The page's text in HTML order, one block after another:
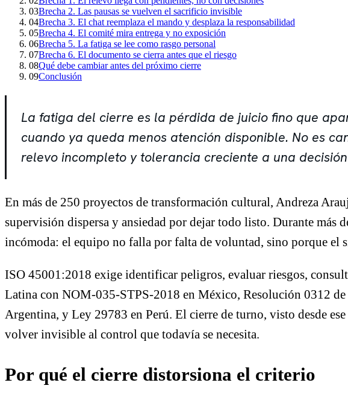
03Brecha 2. Las pausas se vuelven el sacrificio invisible
04Brecha 3. El chat reemplaza el mando y desplaza la responsabilidad
05Brecha 4. El comité mira entrega y no exposición
06Brecha 5. La fatiga se lee como rasgo personal
07Brecha 6. El documento se cierra antes que el riesgo
08Qué debe cambiar antes del próximo cierre
09Conclusión
La fatiga del cierre es la pérdida de juicio fino que
cuando ya queda menos atención disponible. No es
relevo incompleto y tolerancia creciente a una
En más de 250 proyectos de transformación cultural, Andreza
supervisión dispersa y ansiedad por dejar todo listo. Durante más
incómoda: el equipo no falla por falta de voluntad, sino porque el
ISO 45001:2018 exige identificar peligros, evaluar riesgos,
Latina con NOM-035-STPS-2018 en México, Resolución 0312
Argentina, y Ley 29783 en Perú. El cierre de turno, visto desde
volver invisible al control que todavía se necesita.
Por qué el cierre distorsiona el criterio